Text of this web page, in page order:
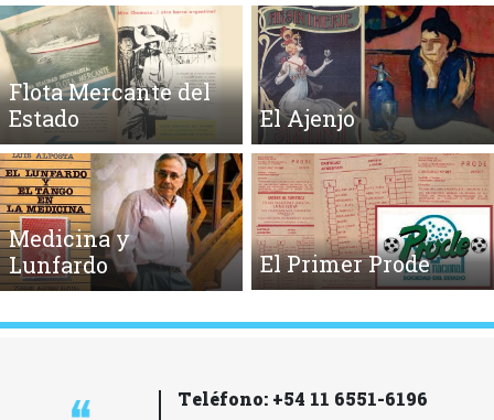
Flota Mercante del
Estado
El Ajenjo
Medicina y
Lunfardo
El Primer Prode
Teléfono: +54 11 6551-6196